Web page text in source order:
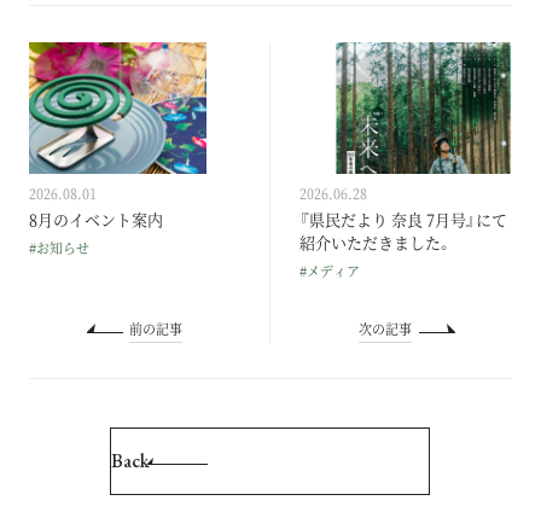
2026.08.01
8月のイベント案内
#お知らせ
前の記事
2026.06.28
『県民だより 奈良 7月号』にて
紹介いただきました。
#メディア
次の記事
Back